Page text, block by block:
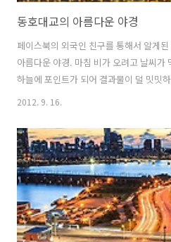
동호대교의 아름다운 야경
페이스북의 외국인 친구를 통해서 알게
아름다운 야경. 마침 비가 오려고 날씨가
하늘에 포인트가 되어 결과물이 덜 밋밋
맘 편하게 담을 수 있어서 좋았던 곳... 아
2012. 9. 16.